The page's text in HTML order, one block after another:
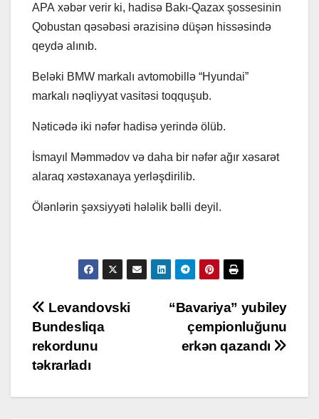
APA xəbər verir ki, hadisə Bakı-Qazax şossesinin
Qobustan qəsəbəsi ərazisinə düşən hissəsində
qeydə alınıb.
Beləki BMW markalı avtomobillə “Hyundai”
markalı nəqliyyat vasitəsi toqquşub.
Nəticədə iki nəfər hadisə yerində ölüb.
İsmayıl Məmmədov və daha bir nəfər ağır xəsarət
alaraq xəstəxanaya yerləşdirilib.
Ölənlərin şəxsiyyəti hələlik bəlli deyil.
Post
navigation
“Bavariya” yubiley
çempionluğunu
erkən qazandı
Levandovski
Bundesliqa
rekordunu
təkrarladı